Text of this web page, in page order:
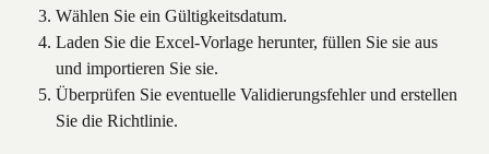
Wählen Sie ein Gültigkeitsdatum.
Laden Sie die Excel-Vorlage herunter, füllen Sie sie aus
und importieren Sie sie.
Überprüfen Sie eventuelle Validierungsfehler und erstellen
Sie die Richtlinie.